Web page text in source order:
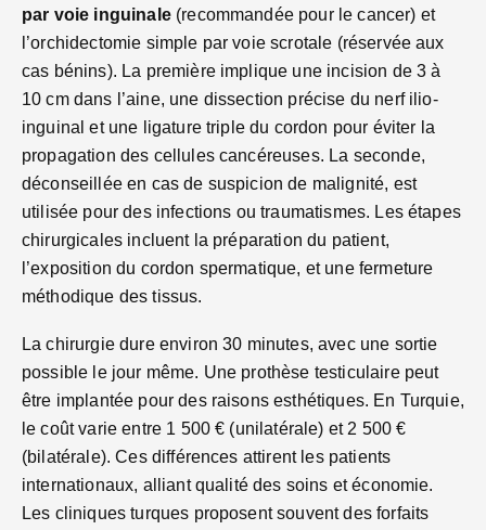
par voie inguinale(recommandée pour le cancer) et
l’orchidectomie simple par voie scrotale (réservée aux
cas bénins). La première implique une incision de 3 à
10 cm dans l’aine, une dissection précise du nerf ilio-
inguinal et une ligature triple du cordon pour éviter la
propagation des cellules cancéreuses. La seconde,
déconseillée en cas de suspicion de malignité, est
utilisée pour des infections ou traumatismes. Les étapes
chirurgicales incluent la préparation du patient,
l’exposition du cordon spermatique, et une fermeture
méthodique des tissus.
La chirurgie dure environ 30 minutes, avec une sortie
possible le jour même. Une prothèse testiculaire peut
être implantée pour des raisons esthétiques. En Turquie,
le coût varie entre 1 500 € (unilatérale) et 2 500 €
(bilatérale). Ces différences attirent les patients
internationaux, alliant qualité des soins et économie.
Les cliniques turques proposent souvent des forfaits